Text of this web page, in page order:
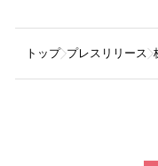
トップ プレスリリース